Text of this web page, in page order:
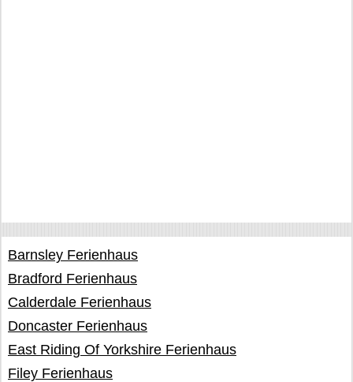
Barnsley Ferienhaus
Bradford Ferienhaus
Calderdale Ferienhaus
Doncaster Ferienhaus
East Riding Of Yorkshire Ferienhaus
Filey Ferienhaus